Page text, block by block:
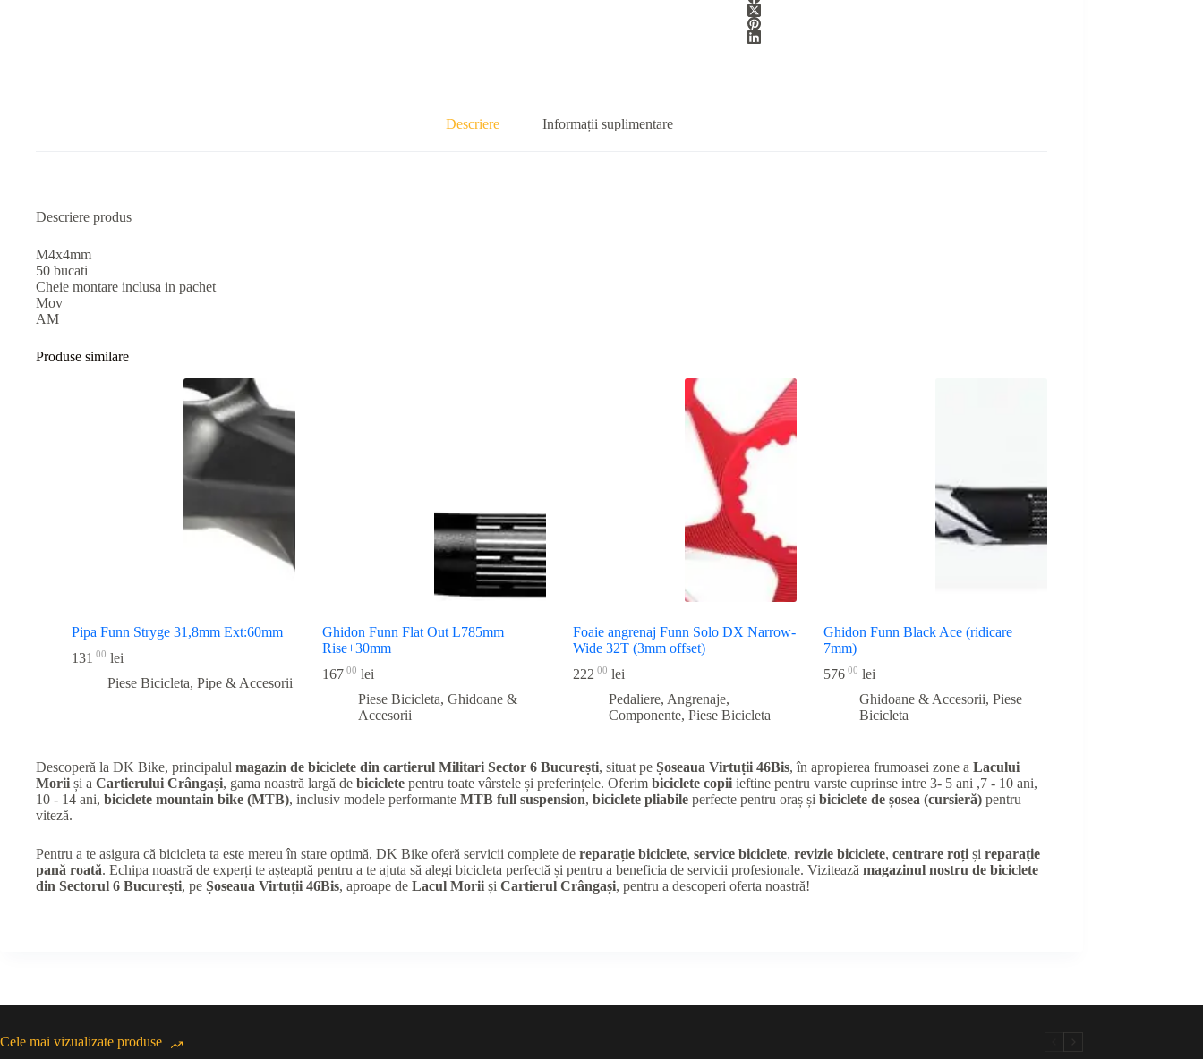
Descriere Informații suplimentare
Descriere produs
M4x4mm
50 bucati
Cheie montare inclusa in pachet
Mov
AM
Produse similare
Pipa Funn Stryge 31,8mm Ext:60mm
131 00 lei
Piese Bicicleta, Pipe & Accesorii
Ghidon Funn Flat Out L785mm
Rise+30mm
16700 lei
Piese Bicicleta, Ghidoane &
Accesorii
Foaie angrenaj Funn Solo DX Narrow-
Wide 32T (3mm offset)
222 00 lei
Pedaliere, Angrenaje,
Componente, Piese Bicicleta
Ghidon Funn Black Ace (ridicare
7mm)
576 00 lei
Ghidoane & Accesorii, Piese
Bicicleta
Descoperă la DK Bike, principalul magazin de biciclete din cartierul Militari Sector 6 București, situat pe Șoseaua Virtuții 46Bis, în apropierea frumoasei zone a Lacului
Morii și a Cartierului Crângași, gama noastră largă de biciclete pentru toate vârstele și preferințele. Oferim biciclete copii ieftine pentru varste cuprinse intre 3- 5 ani ,7 - 10 ani,
10 - 14 ani, biciclete mountain bike (MTB), inclusiv modele performante MTB full suspension, biciclete pliabile perfecte pentru oraș și biciclete de șosea (cursieră) pentru
viteză.
Pentru a te asigura că bicicleta ta este mereu în stare optimă, DK Bike oferă servicii complete de reparație biciclete, service biciclete, revizie biciclete, centrare roți și reparație
pană roată. Echipa noastră de experți te așteaptă pentru a te ajuta să alegi bicicleta perfectă și pentru a beneficia de servicii profesionale. Vizitează magazinul nostru de biciclete
din Sectorul 6 București, pe Șoseaua Virtuții 46Bis, aproape de Lacul Morii și Cartierul Crângași, pentru a descoperi oferta noastră!
Cele mai vizualizate produse